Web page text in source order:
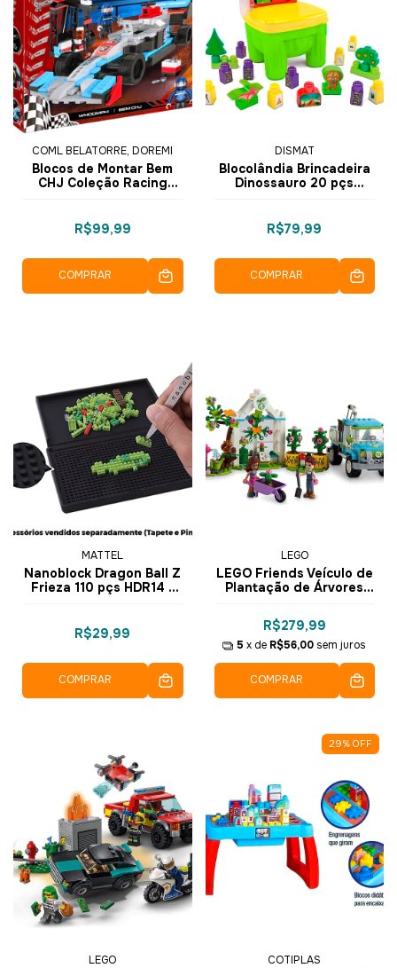
COML BELATORRE, DOREMI
Blocos de Montar Bem
CHJ Coleção Racing
R$99,99
COMPRAR
DISMAT
Blocolândia Brincadeira
Dinossauro 20 pçs
R$79,99
COMPRAR
MATTEL
Nanoblock Dragon Ball Z
Frieza 110 pçs HDR14 -
R$29,99
COMPRAR
LEGO
LEGO Friends Veículo de
Plantação de Árvores
R$279,99
5 x de R$56,00 sem juros
COMPRAR
LEGO
29% OFF
COTIPLAS